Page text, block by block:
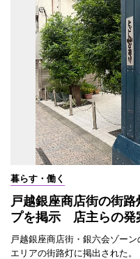
暮らす・働く
戸越銀座商店街の街
プを掲示 店主らの発
戸越銀座商店街・銀六会ゾー
エリアの街路灯に掲出された。